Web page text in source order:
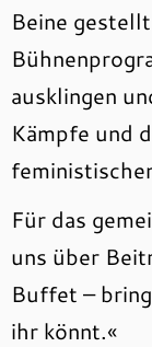
Beine
ausklingen
Kämpfe und
Für das
uns über
Buffet –
ihr könnt.«